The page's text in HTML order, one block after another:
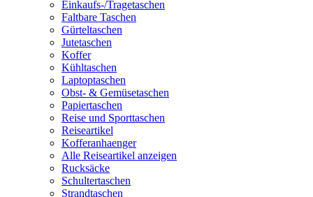
Einkaufs-/Tragetaschen
Faltbare Taschen
Gürteltaschen
Jutetaschen
Koffer
Kühltaschen
Laptoptaschen
Obst- & Gemüsetaschen
Papiertaschen
Reise und Sporttaschen
Reiseartikel
Kofferanhaenger
Alle Reiseartikel anzeigen
Rucksäcke
Schultertaschen
Strandtaschen